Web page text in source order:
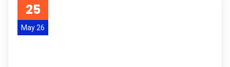
25
May 26